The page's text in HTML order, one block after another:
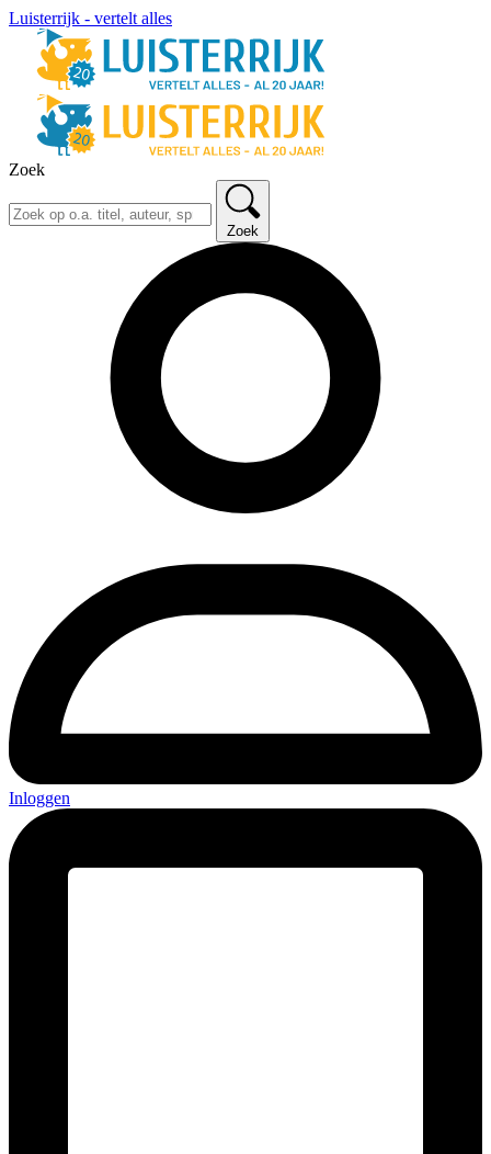
Luisterrijk - vertelt alles
Zoek
Zoek
Inloggen